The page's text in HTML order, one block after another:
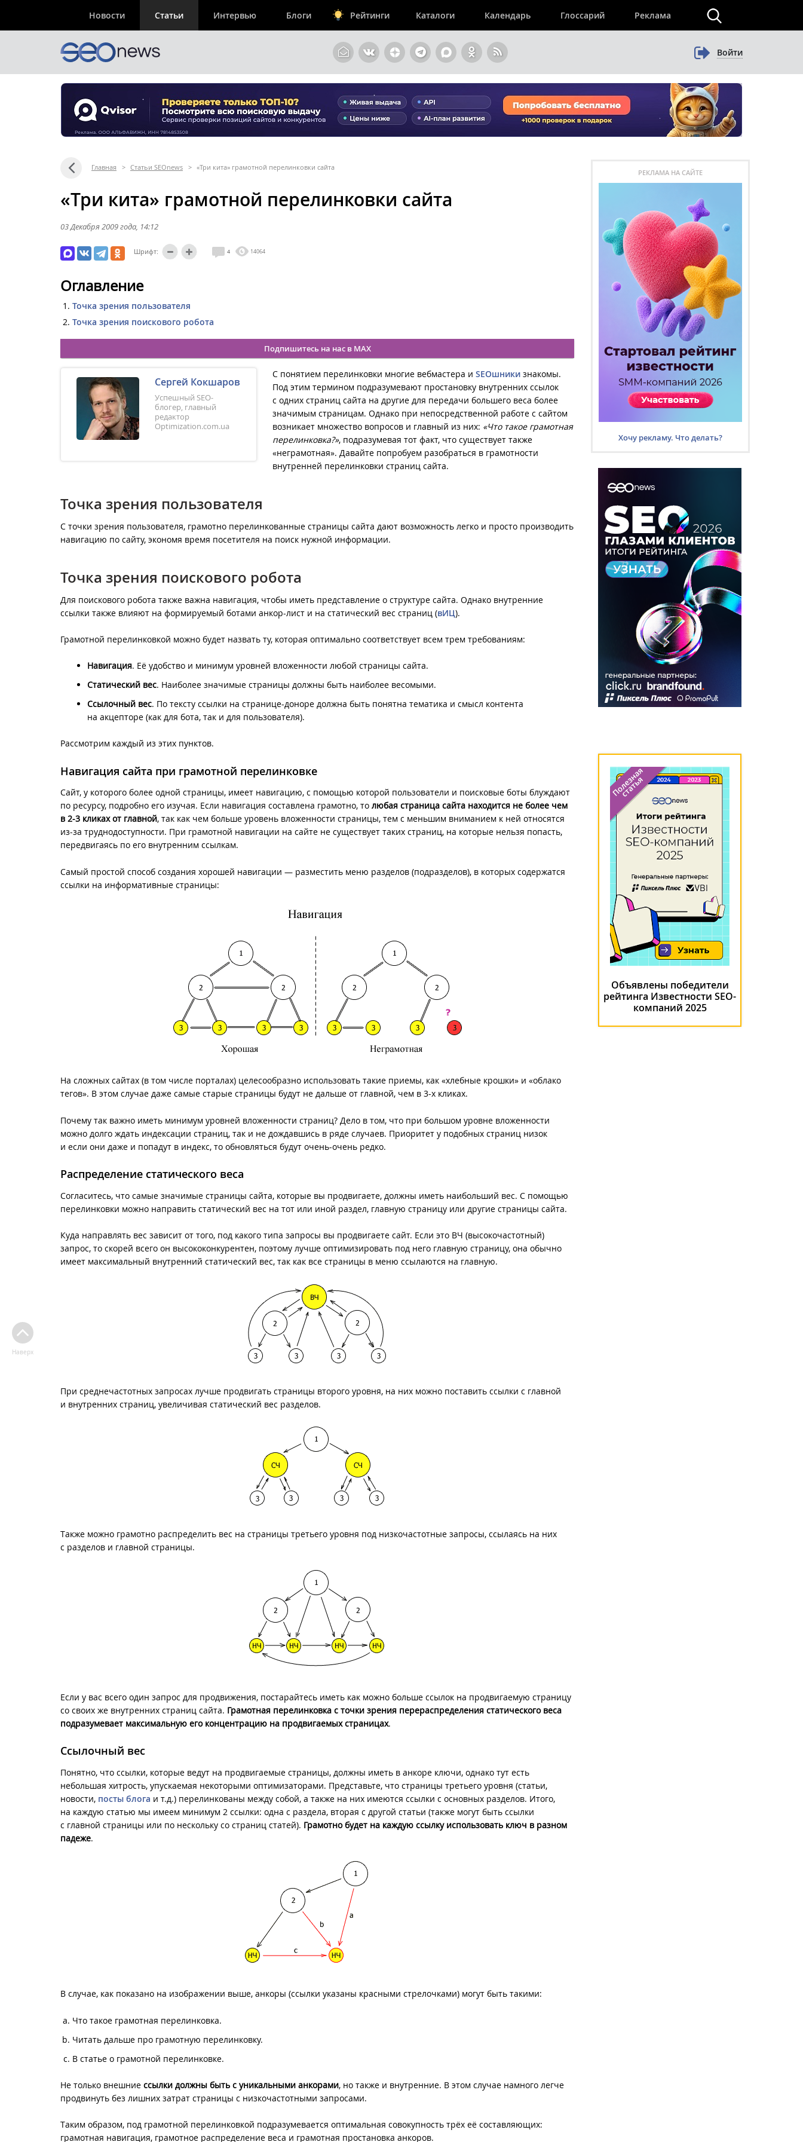
Новости Статьи Интервью Блоги Рейтинги Каталоги Календарь Глоссарий Реклама
Войти
Главная > Статьи SEOnews > «Три кита» грамотной перелинковки сайта
«Три кита» грамотной перелинковки сайта
03 Декабря 2009 года , 14:12
Шрифт: 4 14064
Оглавление
Точка зрения пользователя
Точка зрения поискового робота
Подпишитесь на нас в MAX
Сергей Кокшаров
Успешный SEO-
блогер, главный
редактор
Optimization.com.ua
С понятием перелинковки многие вебмастера и SEOшники знакомы.
Под этим термином подразумевают простановку внутренних ссылок
с одних страниц сайта на другие для передачи большего веса более
значимым страницам. Однако при непосредственной работе с сайтом
возникает множество вопросов и главный из них: «Что такое грамотная
перелинковка?», подразумевая тот факт, что существует также
«неграмотная». Давайте попробуем разобраться в грамотности
внутренней перелинковки страниц сайта.
Точка зрения пользователя
С точки зрения пользователя, грамотно перелинкованные страницы сайта дают возможность легко и просто производить
навигацию по сайту, экономя время посетителя на поиск нужной информации.
Точка зрения поискового робота
Для поискового робота также важна навигация, чтобы иметь представление о структуре сайта. Однако внутренние
ссылки также влияют на формируемый ботами анкор-лист и на статический вес страниц (вИЦ).
Грамотной перелинковкой можно будет назвать ту, которая оптимально соответствует всем трем требованиям:
Навигация. Её удобство и минимум уровней вложенности любой страницы сайта.
Статический вес. Наиболее значимые страницы должны быть наиболее весомыми.
Ссылочный вес. По тексту ссылки на странице-доноре должна быть понятна тематика и смысл контента
на акцепторе (как для бота, так и для пользователя).
Рассмотрим каждый из этих пунктов.
Навигация сайта при грамотной перелинковке
Сайт, у которого более одной страницы, имеет навигацию, с помощью которой пользователи и поисковые боты блуждают
по ресурсу, подробно его изучая. Если навигация составлена грамотно, то любая страница сайта находится не более чем
в 2-3 кликах от главной, так как чем больше уровень вложенности страницы, тем с меньшим вниманием к ней относятся
из-за труднодоступности. При грамотной навигации на сайте не существует таких страниц, на которые нельзя попасть,
передвигаясь по его внутренним ссылкам.
Самый простой способ создания хорошей навигации — разместить меню разделов (подразделов), в которых содержатся
ссылки на информативные страницы:
На сложных сайтах (в том числе порталах) целесообразно использовать такие приемы, как «хлебные крошки» и «облако
тегов». В этом случае даже самые старые страницы будут не дальше от главной, чем в 3-х кликах.
Почему так важно иметь минимум уровней вложенности страниц? Дело в том, что при большом уровне вложенности
можно долго ждать индексации страниц, так и не дождавшись в ряде случаев. Приоритет у подобных страниц низок
и если они даже и попадут в индекс, то обновляться будут очень-очень редко.
Распределение статического веса
Согласитесь, что самые значимые страницы сайта, которые вы продвигаете, должны иметь наибольший вес. С помощью
перелинковки можно направить статический вес на тот или иной раздел, главную страницу или другие страницы сайта.
Куда направлять вес зависит от того, под какого типа запросы вы продвигаете сайт. Если это ВЧ (высокочастотный)
запрос, то скорей всего он высококонкурентен, поэтому лучше оптимизировать под него главную страницу, она обычно
имеет максимальный внутренний статический вес, так как все страницы в меню ссылаются на главную.
При среднечастотных запросах лучше продвигать страницы второго уровня, на них можно поставить ссылки с главной
и внутренних страниц, увеличивая статический вес разделов.
Также можно грамотно распределить вес на страницы третьего уровня под низкочастотные запросы, ссылаясь на них
с разделов и главной страницы.
Если у вас всего один запрос для продвижения, постарайтесь иметь как можно больше ссылок на продвигаемую страницу
со своих же внутренних страниц сайта. Грамотная перелинковка с точки зрения перераспределения статического веса
подразумевает максимальную его концентрацию на продвигаемых страницах.
Ссылочный вес
Понятно, что ссылки, которые ведут на продвигаемые страницы, должны иметь в анкоре ключи, однако тут есть
небольшая хитрость, упускаемая некоторыми оптимизаторами. Представьте, что страницы третьего уровня (статьи,
новости, посты блога и т.д.) перелинкованы между собой, а также на них имеются ссылки с основных разделов. Итого,
на каждую статью мы имеем минимум 2 ссылки: одна с раздела, вторая с другой статьи (также могут быть ссылки
с главной страницы или по нескольку со страниц статей). Грамотно будет на каждую ссылку использовать ключ в разном
падеже.
В случае, как показано на изображении выше, анкоры (ссылки указаны красными стрелочками) могут быть такими:
Что такое грамотная перелинковка.
Читать дальше про грамотную перелинковку.
В статье о грамотной перелинковке.
Не только внешние ссылки должны быть с уникальными анкорами, но также и внутренние. В этом случае намного легче
продвинуть без лишних затрат страницы с низкочастотными запросами.
Таким образом, под грамотной перелинковкой подразумевается оптимальная совокупность трёх её составляющих:
грамотная навигация, грамотное распределение веса и грамотная простановка анкоров.
Наверх
РЕКЛАМА НА САЙТЕ
Хочу рекламу. Что делать?
Объявлены победители
рейтинга Известности SEO-
компаний 2025